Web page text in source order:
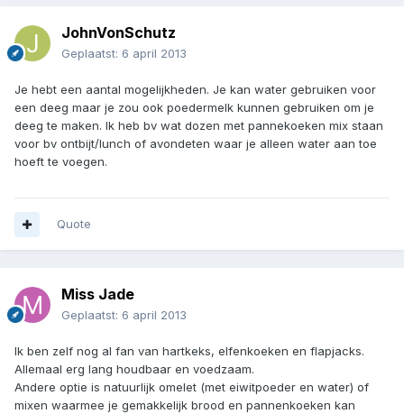
JohnVonSchutz
Geplaatst: 6 april 2013
Je hebt een aantal mogelijkheden. Je kan water gebruiken voor
een deeg maar je zou ook poedermelk kunnen gebruiken om je
deeg te maken. Ik heb bv wat dozen met pannekoeken mix staan
voor bv ontbijt/lunch of avondeten waar je alleen water aan toe
hoeft te voegen.
Quote
Miss Jade
Geplaatst: 6 april 2013
Ik ben zelf nog al fan van hartkeks, elfenkoeken en flapjacks.
Allemaal erg lang houdbaar en voedzaam.
Andere optie is natuurlijk omelet (met eiwitpoeder en water) of
mixen waarmee je gemakkelijk brood en pannenkoeken kan